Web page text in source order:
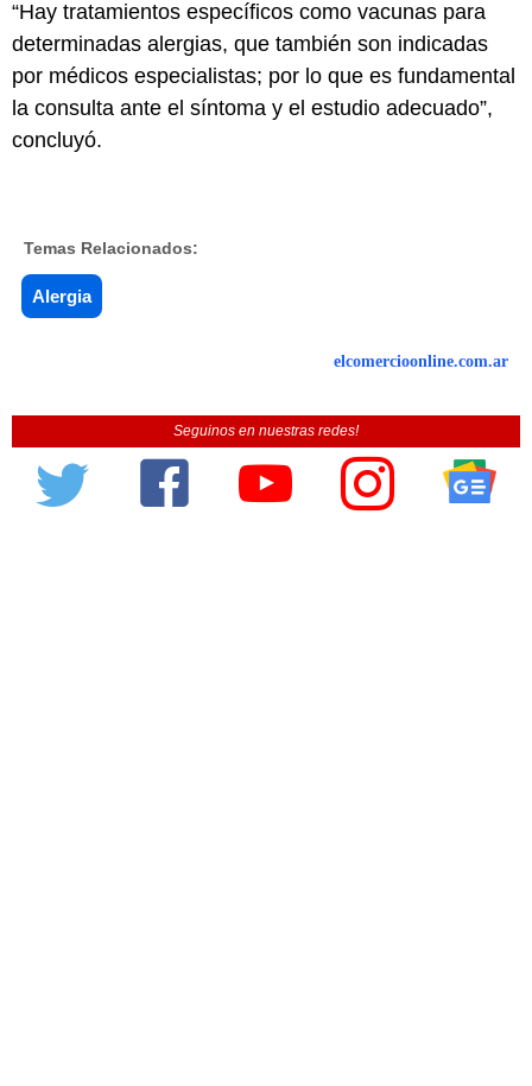
“Hay tratamientos específicos como vacunas para
determinadas alergias, que también son indicadas
por médicos especialistas; por lo que es fundamental
la consulta ante el síntoma y el estudio adecuado”,
concluyó.
Temas Relacionados:
Alergia
elcomercioonline.com.ar
Seguinos en nuestras redes!